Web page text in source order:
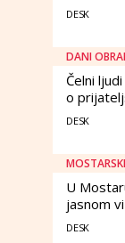
DESK
DANI
Čelni
o
DESK
U
jasnom
DESK